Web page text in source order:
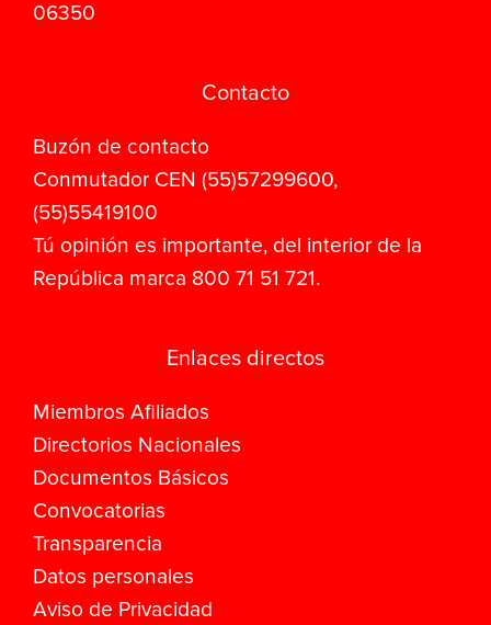
06350
Contacto
Buzón de contacto
Conmutador CEN (55)57299600,
(55)55419100
Tú opinión es importante, del interior de la
República marca 800 71 51 721.
Enlaces directos
Miembros Afiliados
Directorios Nacionales
Documentos Básicos
Convocatorias
Transparencia
Datos personales
Aviso de Privacidad